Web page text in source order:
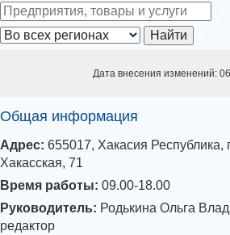
Найти
Дата внесения изменений:
Общая информация
Адрес: 655017, Хакасия Республика,
Хакасская, 71
Время работы: 09.00-18.00
Руководитель: Родькина Ольга
редактор